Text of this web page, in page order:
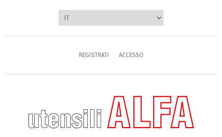
REGISTRATI ACCESSO